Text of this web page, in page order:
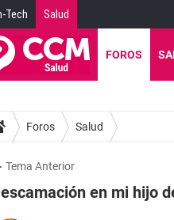
Tech Salud
FOROS
Foros Salud
Tema Anterior
en mi hijo